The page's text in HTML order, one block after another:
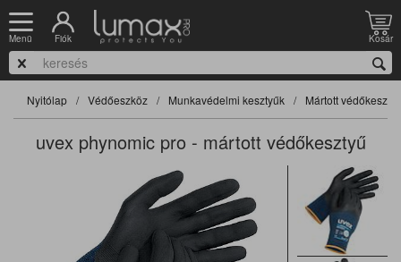
Menü Fiók Kosár
Nyitólap Védőeszköz Munkavédelmi kesztyűk Mártott védőkesztyű
uvex phynomic pro - mártott védőkesztyű